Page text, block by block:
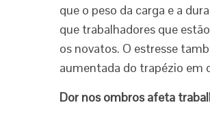
que o peso da carga e a
que trabalhadores que
os novatos. O estresse
aumentada do trapézio em
Dor nos ombros afeta